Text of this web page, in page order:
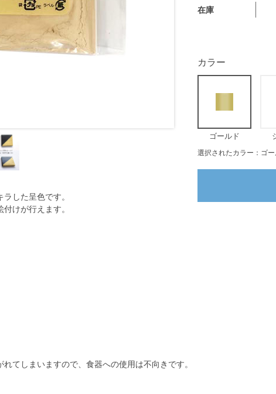
した呈色です。
けが行えます。
てしまいますので、食器への使用は不向きです。
在庫
カラー
ゴールド
選択されたカラー：ゴ